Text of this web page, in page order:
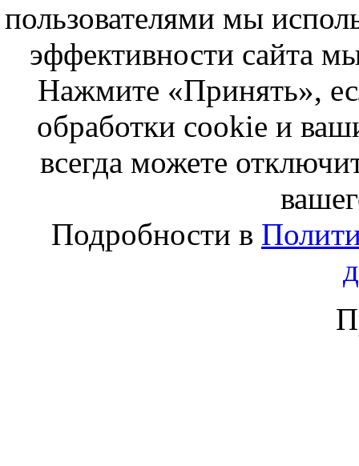
пользователями мы
эффективности сайта
Нажмите «Принять»,
обработки cookie и
всегда можете
Подробности в